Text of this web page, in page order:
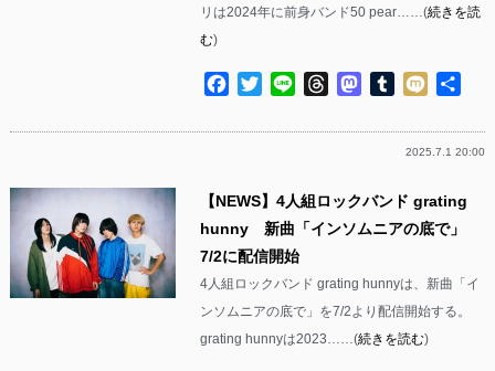
リは2024年に前身バンド50 pear……(続きを読
む)
Facebook
TwitterLine ThreadsMastodon
Tumblr
Mixi
2025.7.1 20:00
【NEWS】4人組ロックバンド grating
hunny 新曲「インソムニアの底で」
7/2に配信開始
4人組ロックバンド grating hunnyは、新曲「イ
ンソムニアの底で」を7/2より配信開始する。
grating hunnyは2023……(続きを読む)